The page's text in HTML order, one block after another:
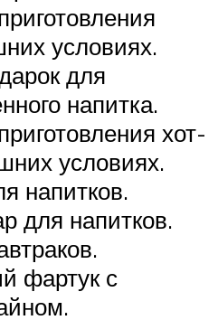
условиях.
для
напитка.
хот-
условиях.
напитков.
для напитков.
фартук с